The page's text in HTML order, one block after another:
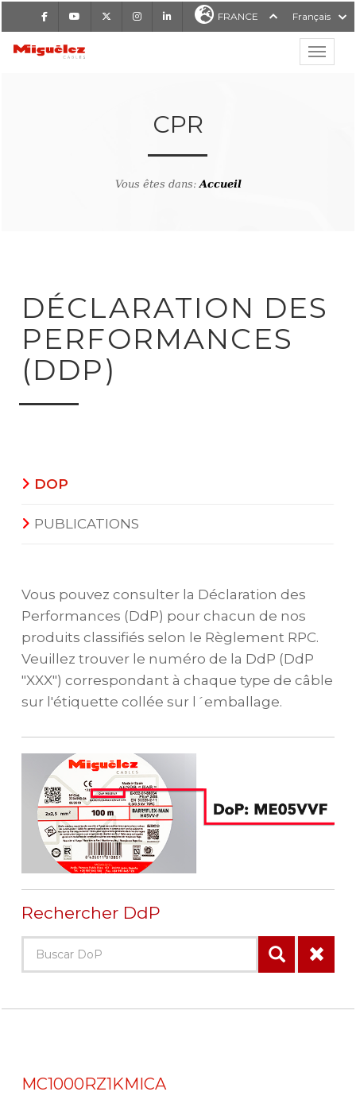
FacebookYoutube InstagramLinkedIn FRANCE Français
Miguélez Cables
CPR
Vous êtes dans:Accueil
DÉCLARATION DES
PERFORMANCES
(DDP)
DOP
PUBLICATIONS
Vous pouvez consulter la Déclaration des
Performances (DdP) pour chacun de nos
produits classifiés selon le Règlement RPC.
Veuillez trouver le numéro de la DdP (DdP
"XXX") correspondant à chaque type de câble
sur l'étiquette collée sur l´emballage.
Rechercher DdP
MC1000RZ1KMICA